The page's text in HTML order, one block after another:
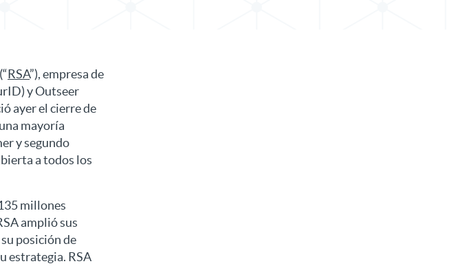
RSA”), empresa de
y Outseer
ayer el cierre de
mayoría
y segundo
a todos los
millones
amplió sus
posición de
estrategia. RSA